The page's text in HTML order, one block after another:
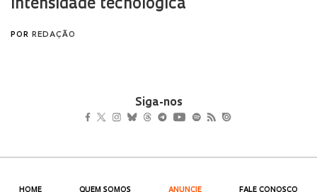
Siga-nos
HOME QUEM SOMOS ANUNCIE FALE CONOSCO